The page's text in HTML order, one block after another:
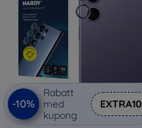
-10%
Rabatt
med
kupong
EXTRA10